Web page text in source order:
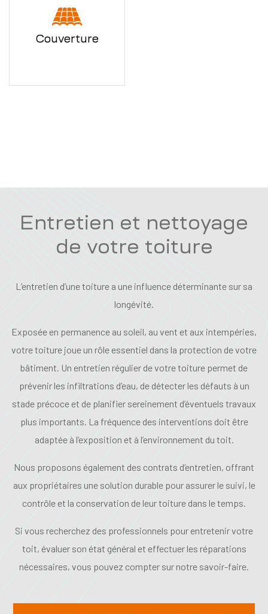
Couverture
Entretien et nettoyage
de votre toiture
L’entretien d’une toiture a une influence déterminante sur sa
longévité.
Exposée en permanence au soleil, au vent et aux intempéries,
votre toiture joue un rôle essentiel dans la protection de votre
bâtiment. Un entretien régulier de votre toiture permet de
prévenir les infiltrations d’eau, de détecter les défauts à un
stade précoce et de planifier sereinement d’éventuels travaux
plus importants. La fréquence des interventions doit être
adaptée à l’exposition et à l’environnement du toit.
Nous proposons également des contrats d’entretien, offrant
aux propriétaires une solution durable pour assurer le suivi, le
contrôle et la conservation de leur toiture dans le temps.
Si vous recherchez des professionnels pour entretenir votre
toit, évaluer son état général et effectuer les réparations
nécessaires, vous pouvez compter sur notre savoir-faire.